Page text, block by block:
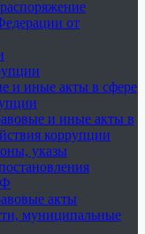
от
и иные акты в сфере
и иные акты в
коррупции
указы
акты
муниципальные